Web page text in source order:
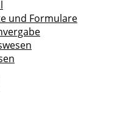
und Formulare